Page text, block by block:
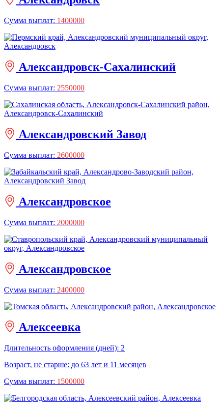
Сумма выплат: 1400000
Александровск-Сахалинский
Сумма выплат: 2550000
Александровский Завод
Сумма выплат: 2600000
Александровское
Сумма выплат: 2000000
Александровское
Сумма выплат: 2400000
Алексеевка
Длительность оформления (дней): 2
Возраст, не старше: до 63 лет и 11 месяцев
Сумма выплат: 1500000